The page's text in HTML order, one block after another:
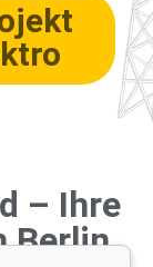
– Ihre
Berlin